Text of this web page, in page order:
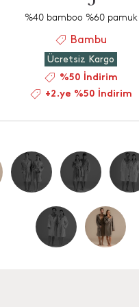
%40 bamboo %60 pamuk
Bambu
Ücretsiz Kargo
%50 İndirim
+2.ye %50 İndirim